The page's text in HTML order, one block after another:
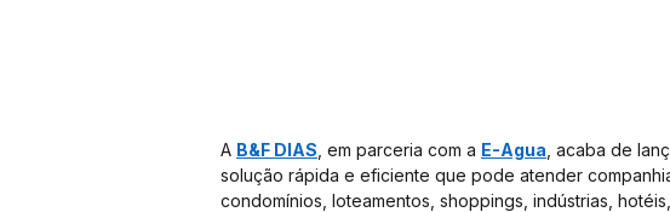
A B&F DIAS , em parceria com a E-Agua , acaba de
solução rápida e eficiente que pode atender
condomínios, loteamentos, shoppings, indústrias,